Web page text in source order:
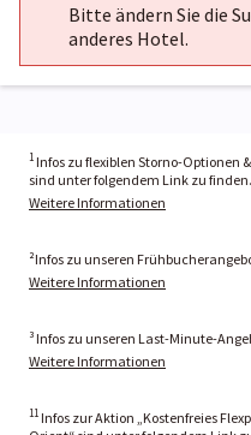
Bitte ändern Sie die
anderes Hotel.
1 Infos zu flexiblen Storno-
sind unter folgendem Link zu finden.
Weitere Informationen
²Infos zu unseren
Weitere Informationen
³ Infos zu unseren Last-Minute-
Weitere Informationen
11 Infos zur Aktion „Kostenfreies